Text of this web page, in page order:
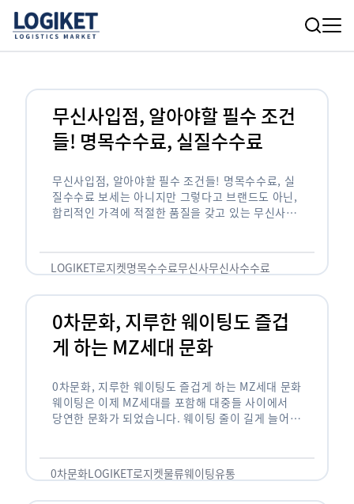
무신사입점, 알아야할 필수 조건
들! 명목수수료, 실질수수료
무신사입점, 알아야할 필수 조건들! 명목수수료, 실
질수수료 보세는 아니지만 그렇다고 브랜드도 아닌,
합리적인 가격에 적절한 품질을 갖고 있는 무신사!
LOGIKET로지켓명목수수료무신사무신사수수료
0차문화, 지루한 웨이팅도 즐겁
게 하는 MZ세대 문화
0차문화, 지루한 웨이팅도 즐겁게 하는 MZ세대 문화
웨이팅은 이제 MZ세대를 포함해 대중들 사이에서
당연한 문화가 되었습니다. 웨이팅 줄이 길게 늘어서
0차문화LOGIKET로지켓물류웨이팅유통